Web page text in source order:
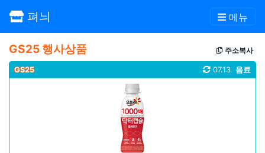
펴늬 메뉴
GS25 행사상품 주소복사
GS25 음료
07.13